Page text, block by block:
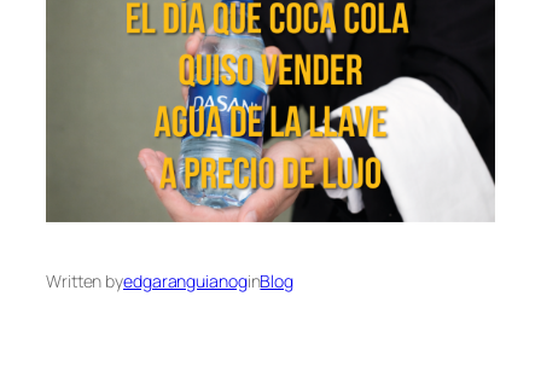
Written byedgaranguianoginBlog